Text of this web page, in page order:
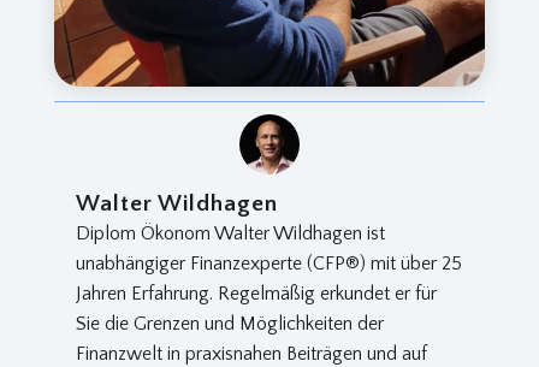
Walter Wildhagen
Diplom Ökonom Walter Wildhagen ist
unabhängiger Finanzexperte (CFP®) mit über 25
Jahren Erfahrung. Regelmäßig erkundet er für
Sie die Grenzen und Möglichkeiten der
Finanzwelt in praxisnahen Beiträgen und auf